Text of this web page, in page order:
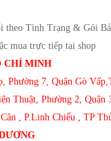
theo Tình Trạng & Gói
mua trực tiếp tại shop
CHÍ MINH
Phường 7, Quận Gò
Thuật, Phường 2, Quận
, P.Linh Chiểu , TP